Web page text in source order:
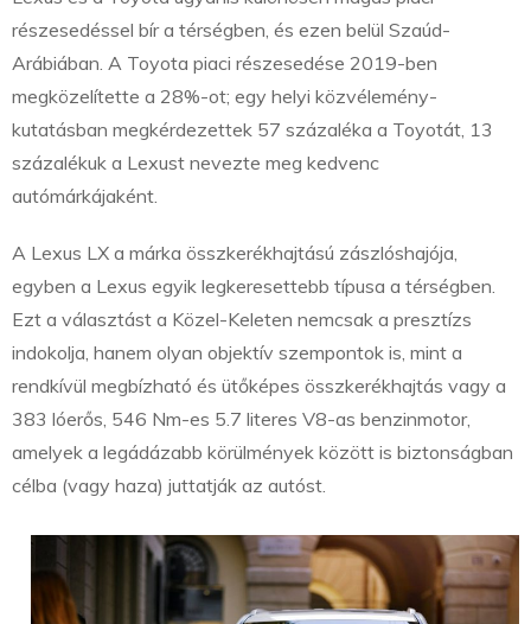
részesedéssel bír a térségben, és ezen belül Szaúd-
Arábiában. A Toyota piaci részesedése 2019-ben
megközelítette a 28%-ot; egy helyi közvélemény-
kutatásban megkérdezettek 57 százaléka a Toyotát, 13
százalékuk a Lexust nevezte meg kedvenc
autómárkájaként.
A Lexus LX a márka összkerékhajtású zászlóshajója,
egyben a Lexus egyik legkeresettebb típusa a térségben.
Ezt a választást a Közel-Keleten nemcsak a presztízs
indokolja, hanem olyan objektív szempontok is, mint a
rendkívül megbízható és ütőképes összkerékhajtás vagy a
383 lóerős, 546 Nm-es 5.7 literes V8-as benzinmotor,
amelyek a legádázabb körülmények között is biztonságban
célba (vagy haza) juttatják az autóst.